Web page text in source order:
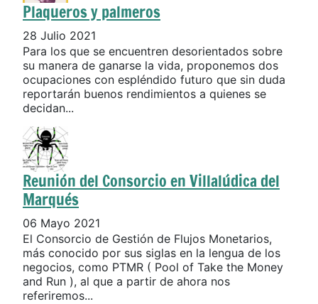
Plaqueros y palmeros
28 Julio 2021
Para los que se encuentren desorientados sobre
su manera de ganarse la vida, proponemos dos
ocupaciones con espléndido futuro que sin duda
reportarán buenos rendimientos a quienes se
decidan...
Reunión del Consorcio en Villalúdica del
Marqués
06 Mayo 2021
El Consorcio de Gestión de Flujos Monetarios,
más conocido por sus siglas en la lengua de los
negocios, como PTMR ( Pool of Take the Money
and Run ), al que a partir de ahora nos
referiremos...